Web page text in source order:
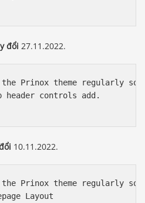
đổi 27.11.2022.
Prinox theme regularly
header controls add.
10.11.2022.
Prinox theme regularly
Layout